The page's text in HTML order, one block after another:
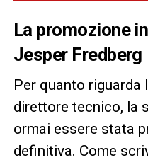
La promozione
Jesper Fredberg
Per quanto
direttore tecnico, la
ormai essere stata
definitiva. Come